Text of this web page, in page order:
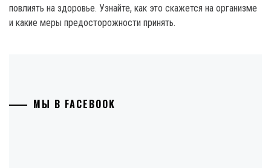
повлиять на здоровье. Узнайте, как это скажется на организме
и какие меры предосторожности принять.
МЫ В FACEBOOK